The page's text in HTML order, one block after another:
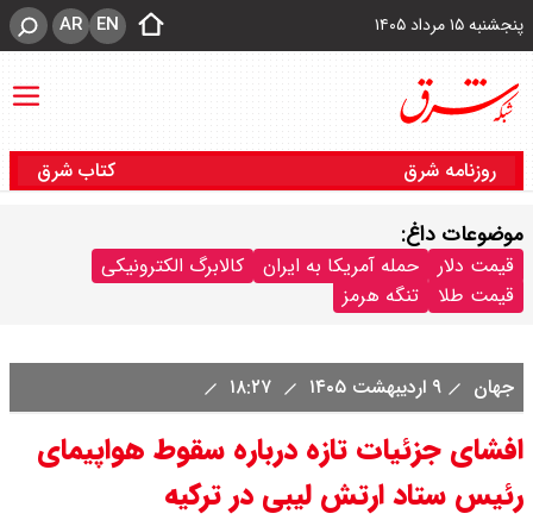
پنجشنبه ۱۵ مرداد ۱۴۰۵ EN
AR
روزنامه شرق کتاب شرق
موضوعات داغ:
قیمت دلار حمله آمریکا به ایران
کالابرگ الکترونیکی
قیمت طلا
تنگه هرمز
جهان ۹ اردیبهشت ۱۴۰۵
افشای جزئیات تازه درباره سقوط هواپیمای
رئیس ستاد ارتش لیبی در ترکیه